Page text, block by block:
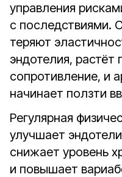
управления
с последствиями.
теряют
эндотелия, растёт
сопротивление, и
начинает ползти
Регулярная
улучшает
снижает уровень
и повышает